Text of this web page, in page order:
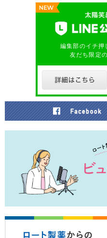
編集部のイチ押
友だち限定